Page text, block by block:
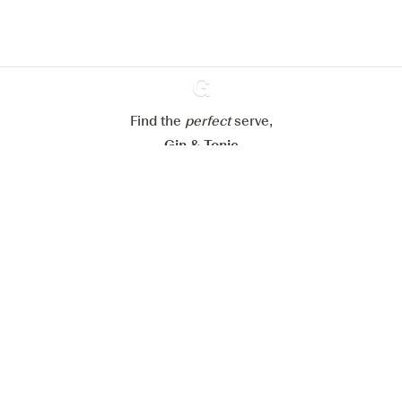
Ginventory
Find the perfectserve,
Gin & Tonic